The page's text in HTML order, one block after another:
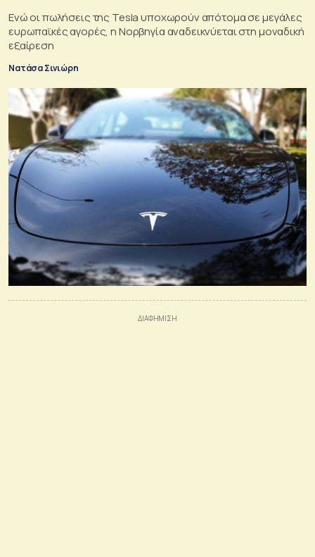
Ενώ οι πωλήσεις της Tesla υποχωρούν απότομα σε μεγάλες
ευρωπαϊκές αγορές, η Νορβηγία αναδεικνύεται στη μοναδική
εξαίρεση
Νατάσα Σινιώρη